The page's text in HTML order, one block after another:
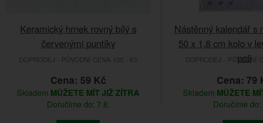
Keramický hrnek rovný bílý s
červenými puntíky
DOPRODEJ - PŮVODNÍ CENA 125.- Kč
Cena: 59 Kč
Skladem MŮŽETE MÍT JIŽ ZÍTRA
Doručíme do: 7.8.
Nástěnný kalendář s
50 x 1,8 cm kolo v
poli
DOPRODEJ - PŮVODNÍ
Cena: 79
Skladem MŮŽETE
Doručíme do: